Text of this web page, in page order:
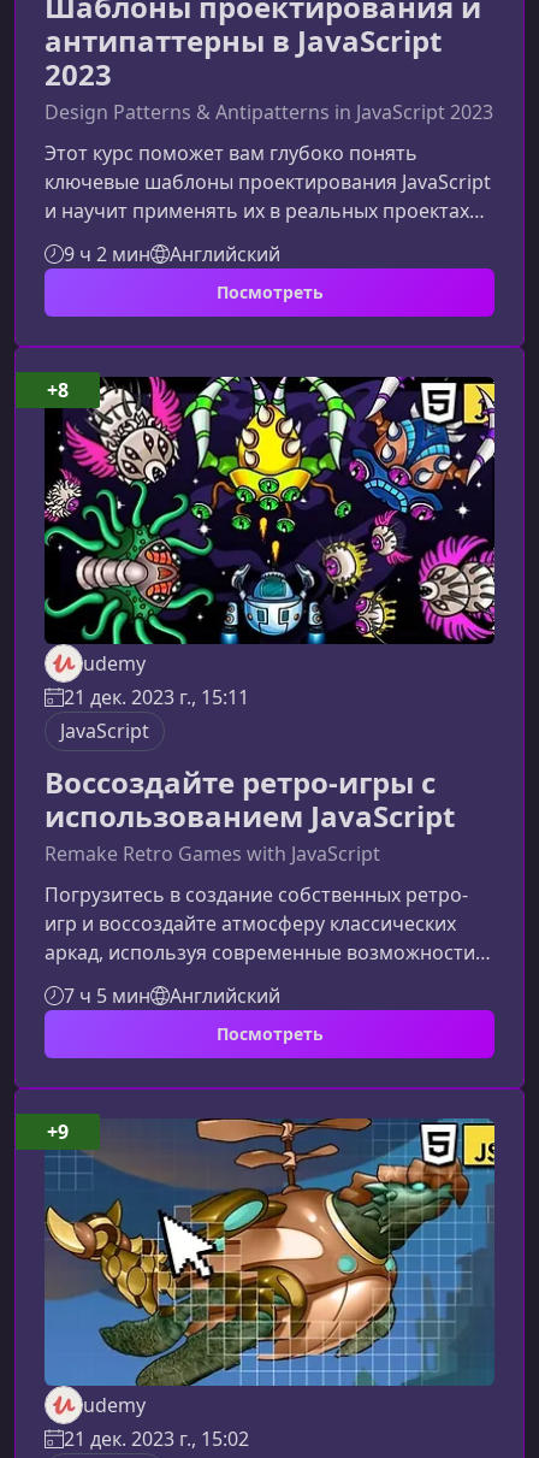
антипаттерны в JavaScript
2023
Design Patterns & Antipatterns in JavaScript 2023
Этот курс поможет вам глубоко понять
ключевые шаблоны проектирования JavaScript
и научит применять их в реальных проектах
без перегрузки теорией. Материал
адаптирован для разработчиков любого
уровня, чтобы вы могли уверенно
использовать паттерны, избегать
антипаттернов и улучшать архитектуру своего
кода.Что вы изучите в этом курсеКурс
охватывает полный набор порождающих,
структурных и поведенческих шаблонов
проектирования, а также типичные оши
9 ч 2 мин Английский
Посмотреть
udemy
21 дек. 2023 г., 15:11
JavaScript
Воссоздайте ретро-игры с
использованием JavaScript
Remake Retro Games with JavaScript
Погрузитесь в создание собственных ретро-
игр и воссоздайте атмосферу классических
аркад, используя современные возможности
JavaScript. Этот курс поможет вам освоить
ключевые техники 2D‑геймдева и создать
динамичную игру в стиле легендарных Space
сочетает основы JavaScript, объектно-
ориентированное программирование и
практики разработки игр. Вы постепенно
создадите полноценный проект, расширяя его
новыми
7 ч 5 мин Английский
Посмотреть
+8
udemy
21 дек. 2023 г., 15:02
+9